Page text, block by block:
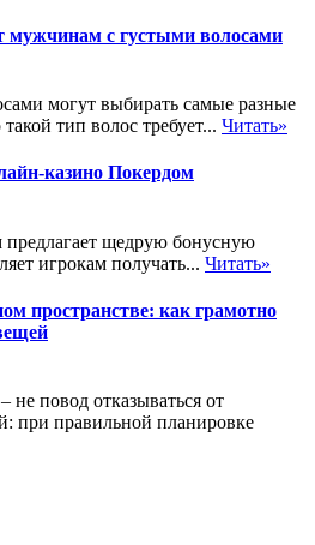
мужчинам с густыми волосами
могут выбирать самые разные
тип волос требует... Читать»
казино Покердом
щедрую бонусную
игрокам получать... Читать»
пространстве: как грамотно
не повод отказываться от
при правильной планировке